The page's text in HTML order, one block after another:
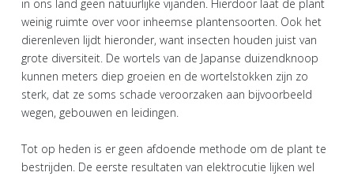
in ons land geen natuurlijke vijanden. Hierdoor laat de plant
weinig ruimte over voor inheemse plantensoorten. Ook het
dierenleven lijdt hieronder, want insecten houden juist van
grote diversiteit. De wortels van de Japanse duizendknoop
kunnen meters diep groeien en de wortelstokken zijn zo
sterk, dat ze soms schade veroorzaken aan bijvoorbeeld
wegen, gebouwen en leidingen.
Tot op heden is er geen afdoende methode om de plant te
bestrijden. De eerste resultaten van elektrocutie lijken wel